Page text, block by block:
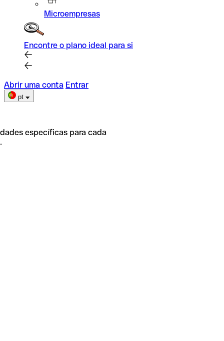
Microempresas
Encontre o plano ideal para si
Abrir uma conta Entrar
pt
específicas para cada